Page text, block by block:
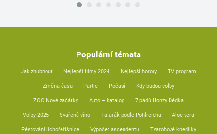
Populární témata
Jak zhubnout Nejlepší filmy 2024 Nejlepší horory TV program
Změna času Partie Počasí Kdy budou volby
ZOO Nové začátky Auto – katalog 7 pádů Honzy Dědka
Volby 2025 Svařené víno Tatarák podle Pohlreicha Aloe vera
Pěstování lichořeřišnice Výpočet ascendentu Tvarohové knedlíky